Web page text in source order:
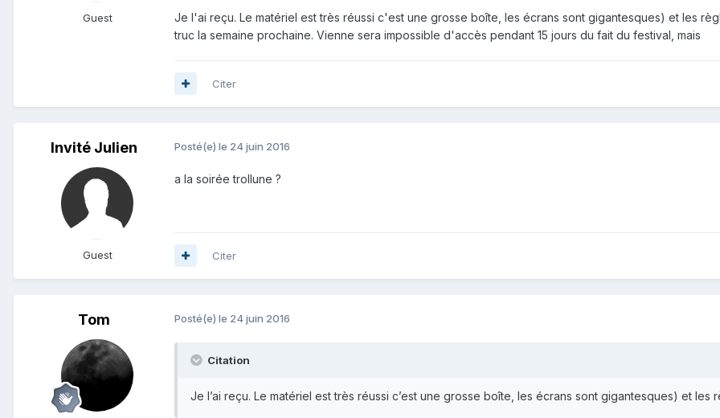
Guest
Je l'ai reçu. Le matériel est très réussi c'est une grosse boîte, les écrans sont gigantesques) et les
truc la semaine prochaine. Vienne sera impossible d'accès pendant 15 jours du fait du festival, mais
Citer
Invité Julien
Guest
Posté(e) le 24 juin 2016
a la soirée trollune ?
Citer
Tom Posté(e) le 24 juin 2016
Citation
Je l’ai reçu. Le matériel est très réussi c’est une grosse boîte, les écrans sont gigantesques) et les